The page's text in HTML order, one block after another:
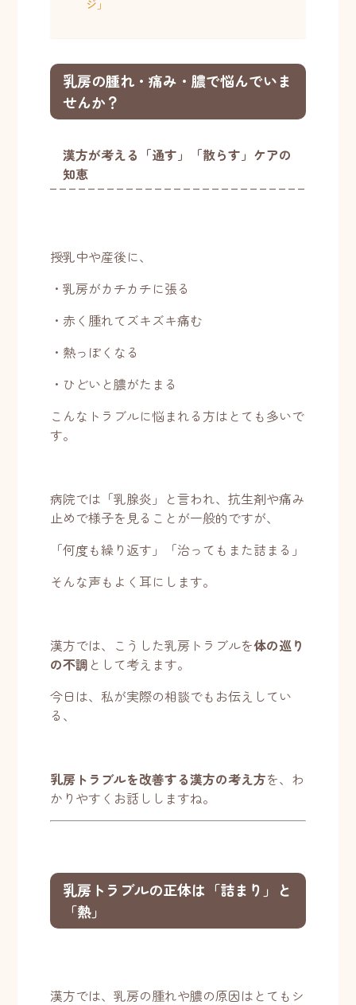
ジ」
乳房の腫れ・痛み・膿で悩んでいま
せんか？
漢方が考える「通す」「散らす」ケアの
知恵
授乳中や産後に、
・乳房がカチカチに張る
・赤く腫れてズキズキ痛む
・熱っぽくなる
・ひどいと膿がたまる
こんなトラブルに悩まれる方はとても多いで
す。
病院では「乳腺炎」と言われ、抗生剤や痛み
止めで様子を見ることが一般的ですが、
「何度も繰り返す」「治ってもまた詰まる」
そんな声もよく耳にします。
漢方では、こうした乳房トラブルを体の巡り
の不調 として考えます。
今日は、私が実際の相談でもお伝えしてい
る、
乳房トラブルを改善する漢方の考え方を、わ
かりやすくお話ししますね。
乳房トラブルの正体は「詰まり」と
「熱」
漢方では、乳房の腫れや膿の原因はとてもシ